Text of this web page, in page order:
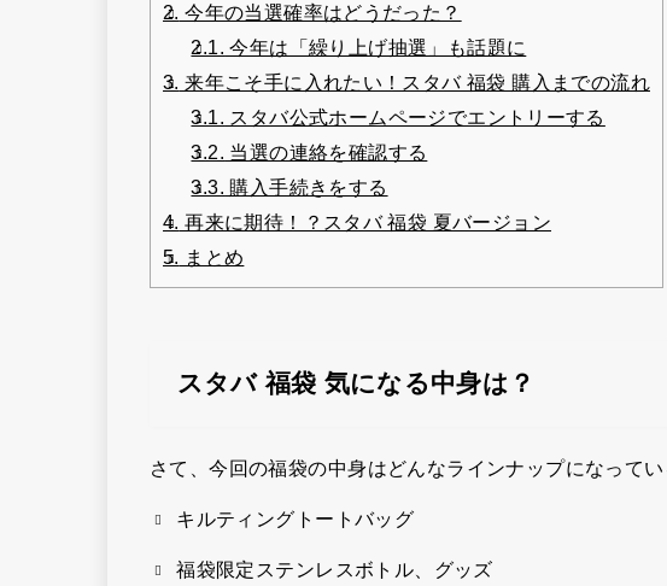
2. 今年の当選確率はどうだった？
2.1. 今年は「繰り上げ抽選」も話題に
3. 来年こそ手に入れたい！スタバ 福袋 購入までの流れ
3.1. スタバ公式ホームページでエントリーする
3.2. 当選の連絡を確認する
3.3. 購入手続きをする
4. 再来に期待！？スタバ 福袋 夏バージョン
5. まとめ
スタバ 福袋 気になる中身は？
さて、今回の福袋の中身はどんなラインナップになって
キルティングトートバッグ
福袋限定ステンレスボトル、グッズ